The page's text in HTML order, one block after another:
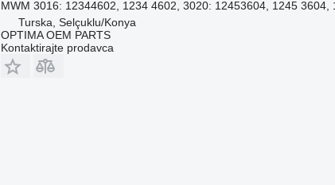
MWM 3016: 12344602, 1234 4602, 3020: 12453604, 1245 3604,
Turska, Selçuklu/Konya
OPTIMA OEM PARTS
Kontaktirajte prodavca